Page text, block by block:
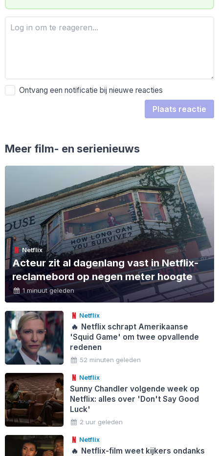
Ontvang een notificatie bij nieuwe reacties
Plaats reactie
Meer film- en serienieuws
Netflix
Acteur zit al dagenlang vast in Netflix-
reclamebord op negen meter hoogte
1 minuut geleden
Netflix
🔥 Netflix schrapt Amerikaanse
'Squid Game' om twee opvallende
redenen
52 minuten geleden
Netflix
Sunny Chandler volgende week op
Netflix: alles over 'Don't Say Good
Luck'
2 uur geleden
Netflix
🔥 Netflix-film weet kijkers ondanks